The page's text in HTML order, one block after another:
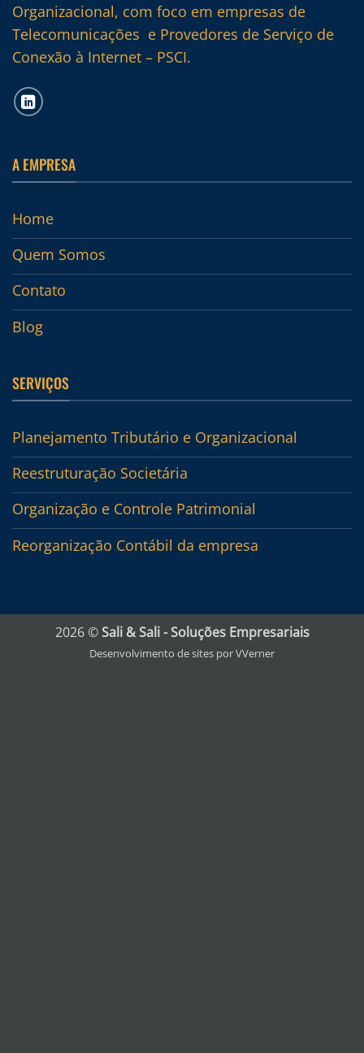
Organizacional, com foco em empresas de
Telecomunicações e Provedores de Serviço de
Conexão à Internet – PSCI.
A EMPRESA
Home
Quem Somos
Contato
Blog
SERVIÇOS
Planejamento Tributário e Organizacional
Reestruturação Societária
Organização e Controle Patrimonial
Reorganização Contábil da empresa
2026 ©Sali & Sali - Soluções Empresariais
Desenvolvimento de sites por VVerner